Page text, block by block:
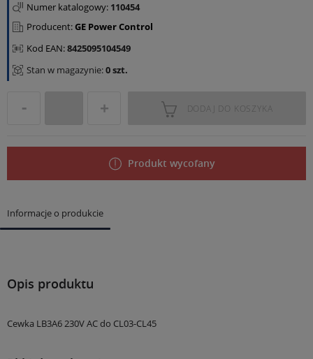
Numer katalogowy: 110454
Producent:GE Power Control
Kod EAN:8425095104549
Stan w magazynie:0 szt.
DODAJ DO KOSZYKA
Produkt wycofany
Informacje o produkcie
Opis produktu
Cewka LB3A6 230V AC do CL03-CL45